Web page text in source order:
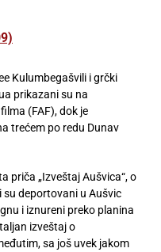
Kulumbegašvili i grčki
prikazani su na
(FAF), dok je
trećem po redu Dunav
priča „Izveštaj Aušvica“, o
su deportovani u Aušvic
i iznureni preko planina
izveštaj o
sa još uvek jakom